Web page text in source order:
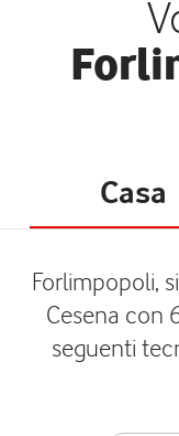
Casa
Forlimpopoli,
Cesena con
seguenti